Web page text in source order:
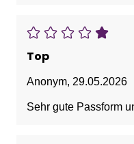
Top
Anonym, 29.05.2026
Sehr gute Passform